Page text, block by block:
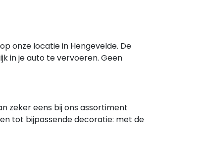
onze locatie in Hengevelde. De
in je auto te vervoeren. Geen
zeker eens bij ons assortiment
tot bijpassende decoratie: met de